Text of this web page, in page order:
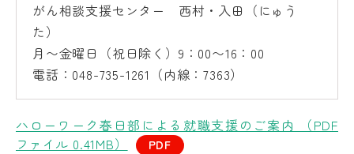
がん相談支援センター 西村・入田（にゅう
た）
月〜金曜日（祝日除く）9：00〜16：00
電話：048-735-1261（内線：7363）
ハローワーク春日部による就職支援のご案内 （PDF
ファイル 0.41MB）